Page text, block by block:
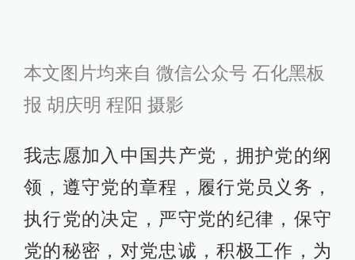
本文图片均来自 微信公众号 石化黑板
报 胡庆明 程阳 摄影
我志愿加入中国共产党，拥护党的纲
领，遵守党的章程，履行党员义务，
执行党的决定，严守党的纪律，保守
党的秘密，对党忠诚，积极工作，为